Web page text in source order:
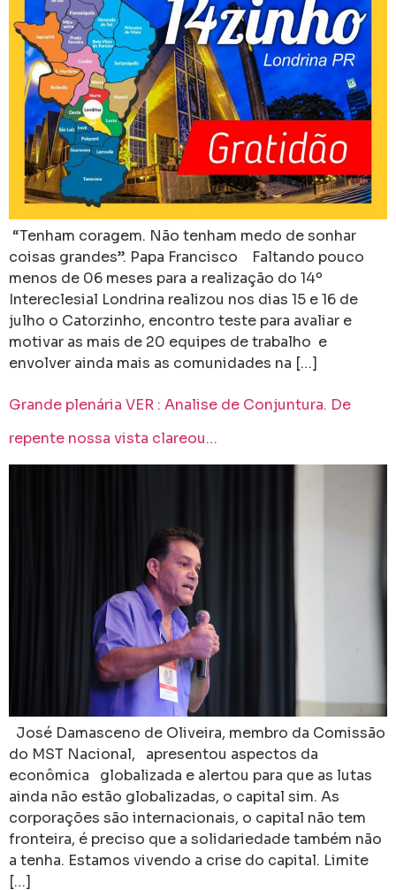
“Tenham coragem. Não tenham medo de sonhar
coisas grandes”. Papa Francisco Faltando pouco
menos de 06 meses para a realização do 14º
Intereclesial Londrina realizou nos dias 15 e 16 de
julho o Catorzinho, encontro teste para avaliar e
motivar as mais de 20 equipes de trabalho e
envolver ainda mais as comunidades na […]
Grande plenária VER : Analise de Conjuntura. De
repente nossa vista clareou…
José Damasceno de Oliveira, membro da Comissão
do MST Nacional, apresentou aspectos da
econômica globalizada e alertou para que as lutas
ainda não estão globalizadas, o capital sim. As
corporações são internacionais, o capital não tem
fronteira, é preciso que a solidariedade também não
a tenha. Estamos vivendo a crise do capital. Limite
[…]